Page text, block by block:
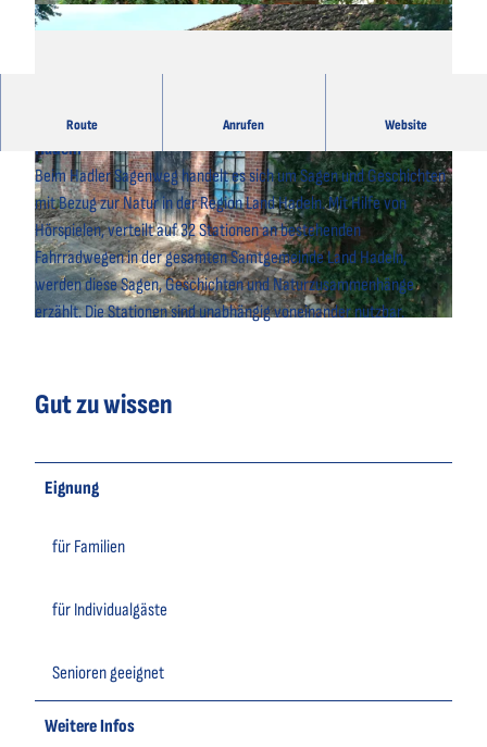
© A. Brüning |CC-BY
Route Anrufen Website
Ein märchenhafter Sagenweg quer durch das schöne Land
Hadeln
Beim Hadler Sagenweg handelt es sich um Sagen und Geschichten
mit Bezug zur Natur in der Region Land Hadeln. Mit Hilfe von
Hörspielen, verteilt auf 32 Stationen an bestehenden
Fahrradwegen in der gesamten Samtgemeinde Land Hadeln,
werden diese Sagen, Geschichten und Naturzusammenhänge
erzählt. Die Stationen sind unabhängig voneinander nutzbar.
Gut zu wissen
Eignung
für Familien
für Individualgäste
Senioren geeignet
Weitere Infos